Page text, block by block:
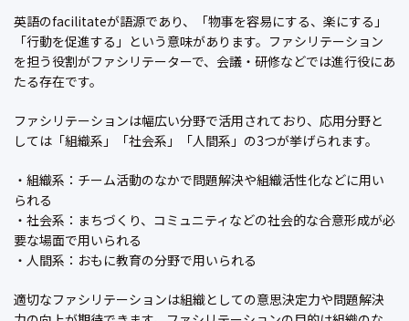
英語のfacilitateが語源であり、「物事を容易にする、楽にする」
「行動を促進する」という意味があります。ファシリテーション
を担う役割がファシリテーターで、会議・研修などでは進行役にあ
たる存在です。
ファシリテーションは幅広い分野で活用されており、応用分野と
しては「組織系」「社会系」「人間系」の3つが挙げられます。
・組織系：チーム活動のなかで問題解決や組織活性化などに用い
られる
・社会系：まちづくり、コミュニティなどの社会的な合意形成が必
要な場面で用いられる
・人間系：おもに教育の分野で用いられる
適切なファシリテーションは組織としての意思決定力や問題解決